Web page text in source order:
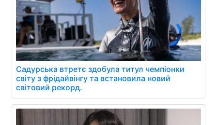
Садурська втретє здобула титул чемпіонки
світу з фрідайвінгу та встановила новий
світовий рекорд.